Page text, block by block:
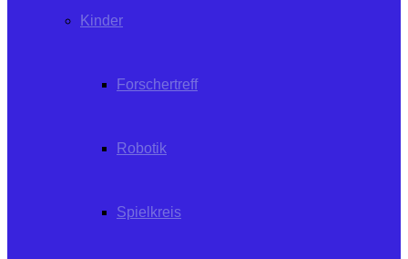
Kinder
Forschertreff
Robotik
Spielkreis